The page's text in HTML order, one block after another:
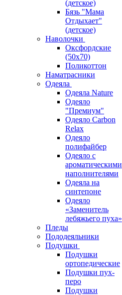
(детское)
Бязь "Мама
Отдыхает"
(детское)
Наволочки
Оксфордские
(50х70)
Поликоттон
Наматрасники
Одеяла
Одеяла Nature
Одеяло
"Премиум"
Одеяло Carbon
Relax
Одеяло
полифайбер
Одеяло с
ароматическими
наполнителями
Одеяла на
синтепоне
Одеяло
«Заменитель
лебяжьего пуха»
Пледы
Пододеяльники
Подушки
Подушки
ортопедические
Подушки пух-
перо
Подушки